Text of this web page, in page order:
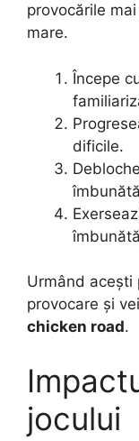
provocările
mare.
Începe
dificile.
Urmând acești
provocare și
chicken road.
jocului